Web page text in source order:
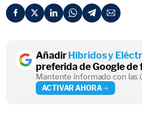
AñadirHíbridos y
preferida de Google
Mantente informado con las
ACTIVAR AHORA